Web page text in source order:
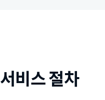
서비스 절차